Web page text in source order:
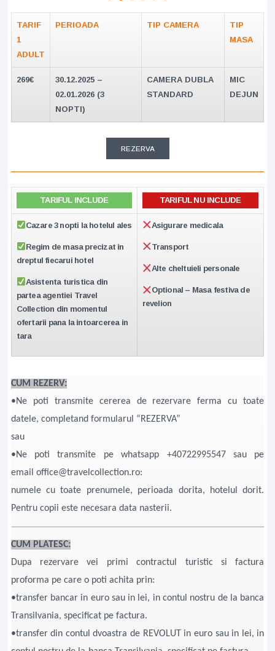
TARIF
1
ADULT
PERIOADA TIP CAMERA
TIP
MASA
269€
30.12.2025 –
02.01.2026 (3
NOPTI)
CAMERA DUBLA
STANDARD
MIC
DEJUN
REZERVA
TARIFUL INCLUDE TARIFUL NU INCLUDE
Cazare 3 nopti la hotelul ales
Regim de masa precizat in
dreptul fiecarui hotel
Asistenta turistica din
partea agentiei Travel
Collection din momentul
ofertarii pana la intoarcerea in
tara
Asigurare medicala
Transport
Alte cheltuieli personale
Optional – Masa festiva de
revelion
CUM REZERV:
•Ne poti transmite cererea de rezervare ferma cu toate
datele, completand formularul “REZERVA”
sau
•Ne poti transmite pe whatsapp +40722995547 sau pe
email office@travelcollection.ro:
numele cu toate prenumele, perioada dorita, hotelul dorit.
Pentru copii este necesara data nasterii.
CUM PLATESC:
Dupa rezervare vei primi contractul turistic si factura
proforma pe care o poti achita prin:
•transfer bancar in euro sau in lei, in contul nostru de la banca
Transilvania, specificat pe factura.
•transfer din contul dvoastra de REVOLUT in euro sau in lei, in